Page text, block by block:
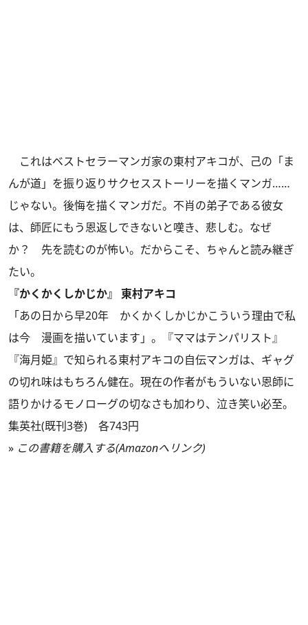
これはベストセラーマンガ家の東村アキコが、己の「ま
んが道」を振り返りサクセスストーリーを描くマンガ……
じゃない。後悔を描くマンガだ。不肖の弟子である彼女
は、師匠にもう恩返しできないと嘆き、悲しむ。なぜ
か？ 先を読むのが怖い。だからこそ、ちゃんと読み継ぎ
たい。
『かくかくしかじか』 東村アキコ
「あの日から早20年 かくかくしかじかこういう理由で私
は今 漫画を描いています」。『ママはテンパリスト』
『海月姫』で知られる東村アキコの自伝マンガは、ギャグ
の切れ味はもちろん健在。現在の作者がもういない恩師に
語りかけるモノローグの切なさも加わり、泣き笑い必至。
集英社(既刊3巻) 各743円
» この書籍を購入する(Amazonへリンク)